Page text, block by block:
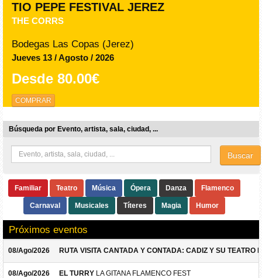
TIO PEPE FESTIVAL JEREZ
THE CORRS
Bodegas Las Copas (Jerez)
Jueves 13 / Agosto / 2026
Desde 80.00€
COMPRAR
Búsqueda por Evento, artista, sala, ciudad, ...
Buscar
Familiar Teatro Música Ópera Danza Flamenco
Carnaval Musicales Títeres Magia Humor
Próximos eventos
08/Ago/2026 RUTA VISITA CANTADA Y CONTADA: CADIZ Y SU TEATRO
08/Ago/2026 EL TURRY LA GITANA FLAMENCO FEST